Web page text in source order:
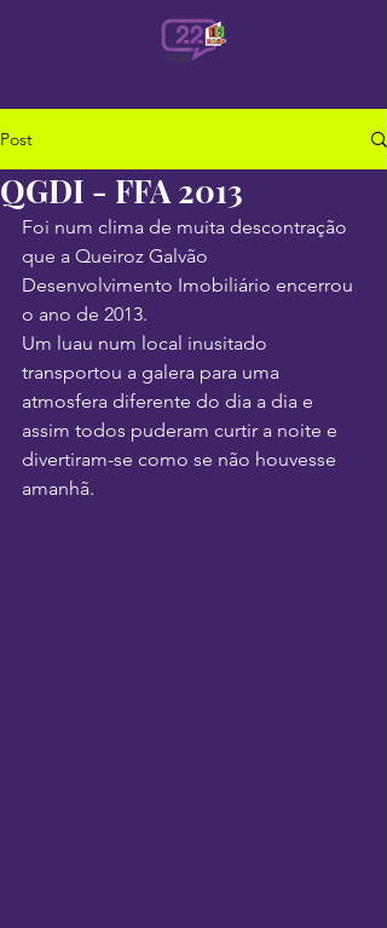
Post
QGDI - FFA 2013
Foi num clima de muita descontração
que a Queiroz Galvão
Desenvolvimento Imobiliário encerrou
o ano de 2013.
Um luau num local inusitado
transportou a galera para uma
atmosfera diferente do dia a dia e
assim todos puderam curtir a noite e
divertiram-se como se não houvesse
amanhã.